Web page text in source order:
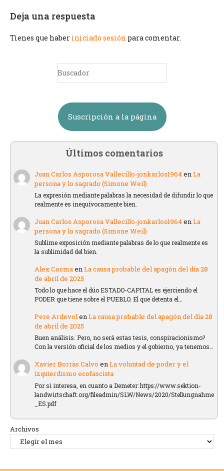
Deja una respuesta
Tienes que haber iniciado sesión para comentar.
Suscripción a la página
Últimos comentarios
Juan Carlos Asporosa Vallecillo-jonkarlos1964enLa
persona y lo sagrado (Simone Weil)
La expresión mediante palabras la necesidad de difundir lo que
realmente es inequívocamente bien.
Juan Carlos Asporosa Vallecillo-jonkarlos1964enLa
persona y lo sagrado (Simone Weil)
Sublime exposición mediante palabras de lo que realmente es
la sublimidad del bien.
Alex CosmaenLa causa probable del apagón del día 28
de abril de 2025
Todo lo que hace el dúo ESTADO-CAPITAL es ejerciendo el
PODER que tiene sobre el PUEBLO. El que detenta el…
Pere ArdevolenLa causa probable del apagón del día 28
de abril de 2025
Buen análisis. Pero, no será estas tesis, conspiracionismo?
Con la versión oficial de los medios y el gobierno, ya tenemos…
Xavier Borràs Calvo enLa voluntad de poder y el
izquierdismo ecofascista
Por si interesa, en cuanto a Demeter: https://www.sektion-
landwirtschaft.org/fileadmin/SLW/News/2020/Stellungnahme
_ES.pdf
Archivos